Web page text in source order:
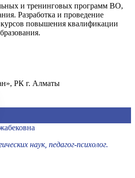
и тренинговых программ ВО,
Разработка и проведение
повышения квалификации
РК г. Алматы
наук, педагог-психолог.